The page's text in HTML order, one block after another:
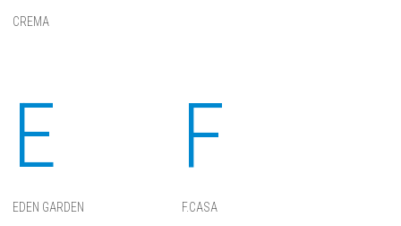
CREMA
E
EDEN GARDEN
F
F.CASA